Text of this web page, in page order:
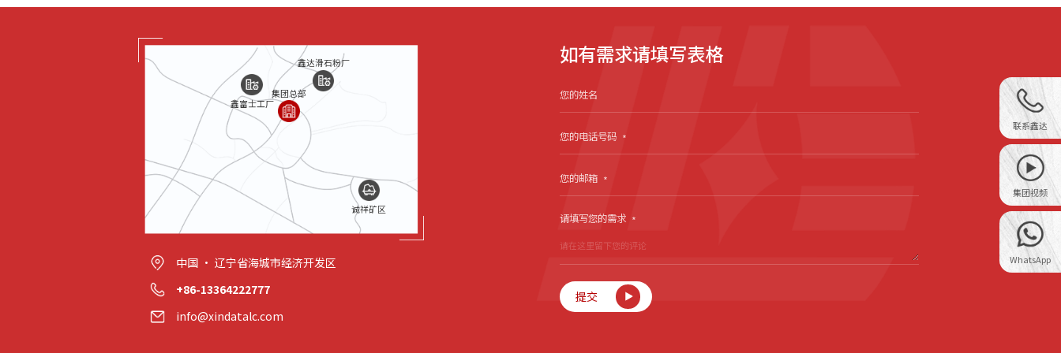
集团总部
鑫富士工厂
鑫达滑石粉厂
诚祥矿区
中国 · 辽宁省海城市经济开发区
+86-13364222777
info@xindatalc.com
如有需求请填写表格
您的姓名
您的电话号码 *
您的邮箱 *
请填写您的需求 *
提交
联系鑫达
集团视频
WhatsApp